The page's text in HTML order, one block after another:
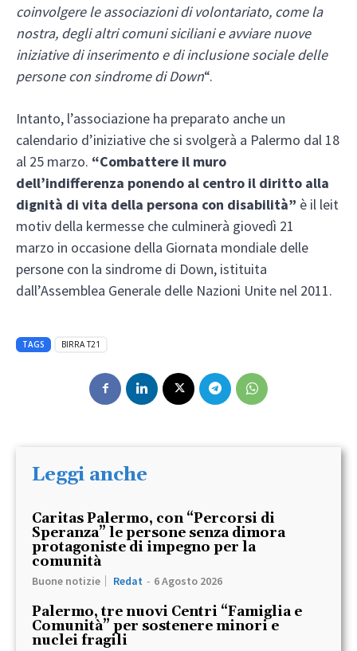
coinvolgere le associazioni di volontariato, come la
nostra, degli altri comuni siciliani e avviare nuove
iniziative di inserimento e di inclusione sociale delle
persone con sindrome di Down“.
Intanto, l’associazione ha preparato anche un
calendario d’iniziative che si svolgerà a Palermo dal 18
al 25 marzo. “Combattere il muro
dell’indifferenza ponendo al centro il diritto alla
dignità di vita della persona con disabilità” è il leit
motiv della kermesse che culminerà giovedì 21
marzo in occasione della Giornata mondiale delle
persone con la sindrome di Down, istituita
dall’Assemblea Generale delle Nazioni Unite nel 2011.
TAGS BIRRA T21
Leggi anche
Caritas Palermo, con “Percorsi di
Speranza” le persone senza dimora
protagoniste di impegno per la
comunità
Buone notizie Redat - 6 Agosto 2026
Palermo, tre nuovi Centri “Famiglia e
Comunità” per sostenere minori e
nuclei fragili